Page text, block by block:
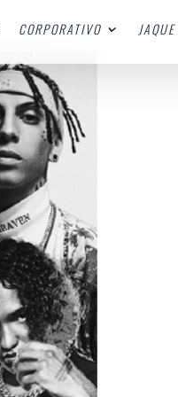
CORPORATIVO